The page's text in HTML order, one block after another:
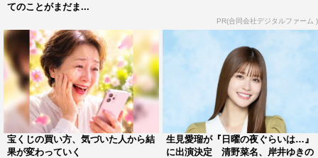
では主演としての振舞い方に気をつけたようで「今まで、
コメディーの撮影とかでも本番の前は前室でちぢこまって
いて、始まったらわーっとやって、またすぐ前室に戻ると
いった感じだったんです。けど、前に野村周平君主演の映
画に出させてもらって、そこで野村君がとても明るかった
んですよ。絶対一番大変なのに、いつも元気で、周りのス
タッフさんとも仲良くしてて、すごくいいなって。私もあ
あいう風にみんなとしゃべれたら、きっと現場も楽しいだ
てのことがまだま...
PR(合同会社デジタルファーム )
宝くじの買い方、気づいた人から結
果が変わっていく
生見愛瑠が『日曜の夜ぐらいは…』
に出演決定 清野菜名、岸井ゆきの